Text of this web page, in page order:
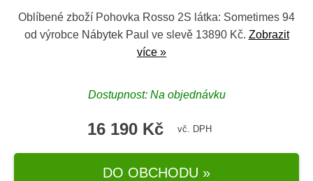
Oblíbené zboží Pohovka Rosso 2S látka: Sometimes 94
od výrobce Nábytek Paul ve slevě 13890 Kč. Zobrazit
více »
Dostupnost: Na objednávku
16 190 Kč vč. DPH
DO OBCHODU »